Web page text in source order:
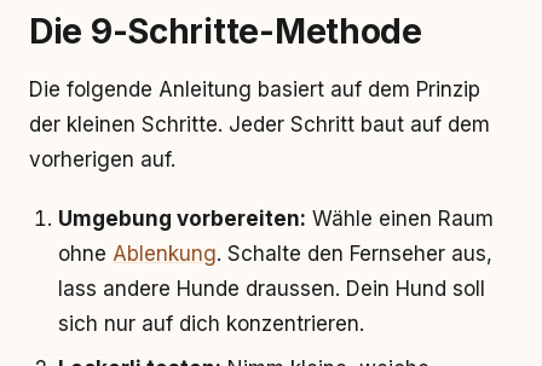
Die 9-Schritte-Methode
Die folgende Anleitung basiert auf dem Prinzip
der kleinen Schritte. Jeder Schritt baut auf dem
vorherigen auf.
Umgebung vorbereiten: Wähle einen Raum
ohne Ablenkung. Schalte den Fernseher aus,
lass andere Hunde draussen. Dein Hund soll
sich nur auf dich konzentrieren.